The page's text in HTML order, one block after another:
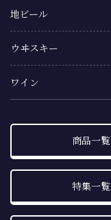
地ビール
ウヰスキー
ワイン
商品一覧
特集一覧